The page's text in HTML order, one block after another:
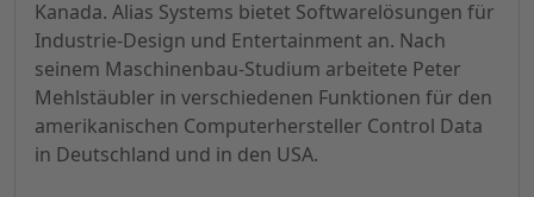
Kanada. Alias Systems bietet Softwarelösungen für
Industrie-Design und Entertainment an. Nach
seinem Maschinenbau-Studium arbeitete Peter
Mehlstäubler in verschiedenen Funktionen für den
amerikanischen Computerhersteller Control Data
in Deutschland und in den USA.